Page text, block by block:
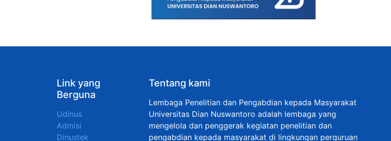
Link yang
Berguna
Udinus
Admisi
Dinustek
Tentang kami
Lembaga Penelitian dan Pengabdian kepada Masyarakat
Universitas Dian Nuswantoro adalah lembaga yang
mengelola dan penggerak kegiatan penelitian dan
pengabdian kepada masyarakat di lingkungan perguruan